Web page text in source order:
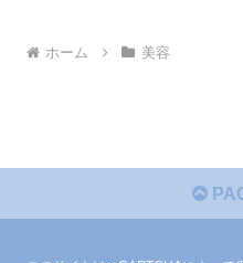
ホーム 美容